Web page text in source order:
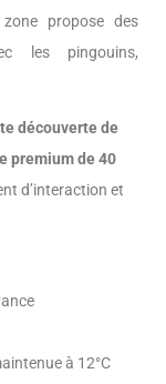
propose des
les pingouins,
découverte de
premium de 40
d’interaction et
à 12°C